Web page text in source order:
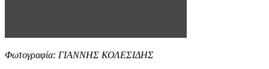
Φωτογραφία: ΓΙΑΝΝΗΣ ΚΟΛΕΣΙΔΗΣ